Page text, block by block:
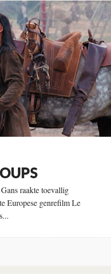
raakte toevallig
Europese genrefilm Le